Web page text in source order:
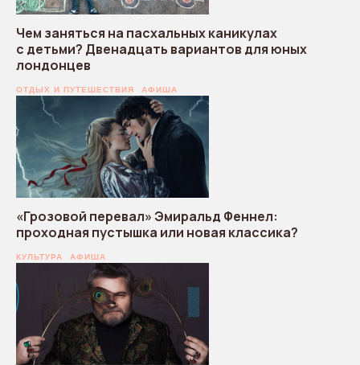
Чем заняться на пасхальных каникулах
с детьми? Двенадцать вариантов для юных
лондонцев
ОТДЫХ И ПУТЕШЕСТВИЯ АФИША
«Грозовой перевал» Эмиральд Феннел:
проходная пустышка или новая классика?
КУЛЬТУРА АФИША